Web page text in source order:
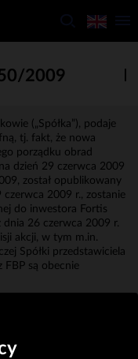
50/2009
(„Spółka”), podaje
tj. fakt, że nowa
porządku obrad
dzień 29 czerwca 2009
został opublikowany
2009 r., zostanie
do inwestora Fortis
dnia 26 czerwca 2009 r.
akcji, w tym m.in.
Spółki przedstawiciela
FBP są obecnie